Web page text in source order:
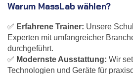
Warum MassLab wählen?
✅ Erfahrene Trainer: Unsere
Experten mit umfangreicher
durchgeführt.
✅ Modernste Ausstattung: Wir
Technologien und Geräte für